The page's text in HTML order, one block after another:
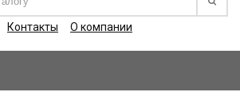
Контакты О компании